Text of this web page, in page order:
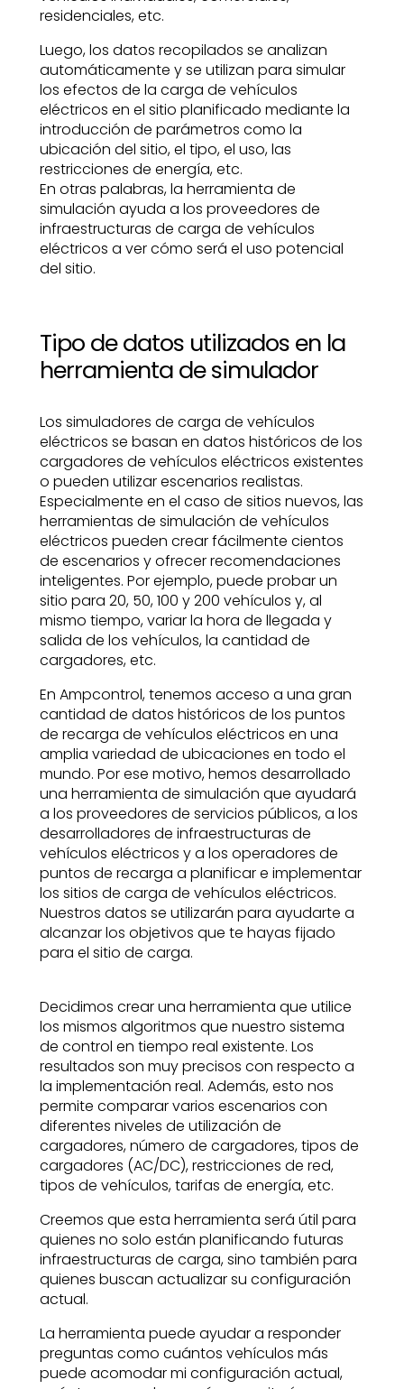
residenciales, etc.
Luego, los datos recopilados se analizan
automáticamente y se utilizan para simular
los efectos de la carga de vehículos
eléctricos en el sitio planificado mediante la
introducción de parámetros como la
ubicación del sitio, el tipo, el uso, las
restricciones de energía, etc.
En otras palabras, la herramienta de
simulación ayuda a los proveedores de
infraestructuras de carga de vehículos
eléctricos a ver cómo será el uso potencial
del sitio.
Tipo de datos utilizados en la
herramienta de simulador
Los simuladores de carga de vehículos
eléctricos se basan en datos históricos de los
cargadores de vehículos eléctricos existentes
o pueden utilizar escenarios realistas.
Especialmente en el caso de sitios nuevos, las
herramientas de simulación de vehículos
eléctricos pueden crear fácilmente cientos
de escenarios y ofrecer recomendaciones
inteligentes. Por ejemplo, puede probar un
sitio para 20, 50, 100 y 200 vehículos y, al
mismo tiempo, variar la hora de llegada y
salida de los vehículos, la cantidad de
cargadores, etc.
En Ampcontrol, tenemos acceso a una gran
cantidad de datos históricos de los puntos
de recarga de vehículos eléctricos en una
amplia variedad de ubicaciones en todo el
mundo. Por ese motivo, hemos desarrollado
una herramienta de simulación que ayudará
a los proveedores de servicios públicos, a los
desarrolladores de infraestructuras de
vehículos eléctricos y a los operadores de
puntos de recarga a planificar e implementar
los sitios de carga de vehículos eléctricos.
Nuestros datos se utilizarán para ayudarte a
alcanzar los objetivos que te hayas fijado
para el sitio de carga.
Decidimos crear una herramienta que utilice
los mismos algoritmos que nuestro sistema
de control en tiempo real existente. Los
resultados son muy precisos con respecto a
la implementación real. Además, esto nos
permite comparar varios escenarios con
diferentes niveles de utilización de
cargadores, número de cargadores, tipos de
cargadores (AC/DC), restricciones de red,
tipos de vehículos, tarifas de energía, etc.
Creemos que esta herramienta será útil para
quienes no solo están planificando futuras
infraestructuras de carga, sino también para
quienes buscan actualizar su configuración
actual.
La herramienta puede ayudar a responder
preguntas como cuántos vehículos más
puede acomodar mi configuración actual,